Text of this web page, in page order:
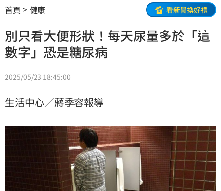
首頁 健康 看新聞換好禮
別只看大便形狀！每天尿量多於「這
數字」恐是糖尿病
2025/05/23 18:45:00
生活中心／蔣季容報導